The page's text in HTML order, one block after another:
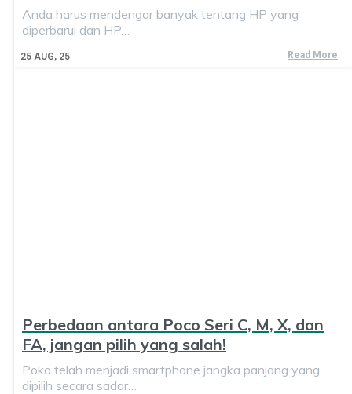
25 AUG, 25
Anda harus mendengar banyak tentang HP yang
diperbarui dan HP…
Read More
Perbedaan antara Poco Seri C, M, X, dan
FA, jangan pilih yang salah!
Poko telah menjadi smartphone jangka panjang yang
dipilih secara sadar…